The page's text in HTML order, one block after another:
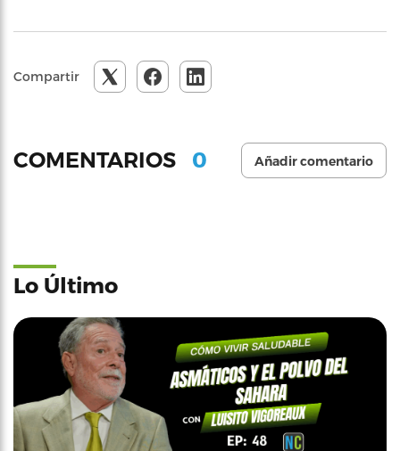
Compartir
COMENTARIOS 0 Añadir comentario
Lo Último